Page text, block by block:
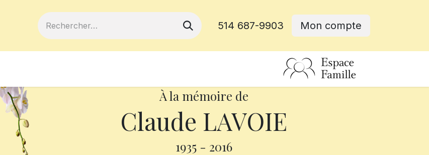
514 687-9903 Mon compte
À la mémoire de
Claude LAVOIE
1935 - 2016